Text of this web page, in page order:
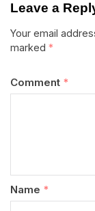
Leave a
Your email
marked *
Comment *
Name *